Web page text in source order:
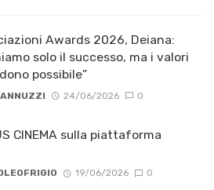
Awards 2026, Deiana:
solo il successo, ma i valori
possibile”
24/06/2026 0
CINEMA sulla piattaforma
19/06/2026 0